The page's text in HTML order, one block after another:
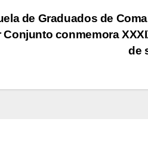
de Graduados de
Conjunto conmemora
de